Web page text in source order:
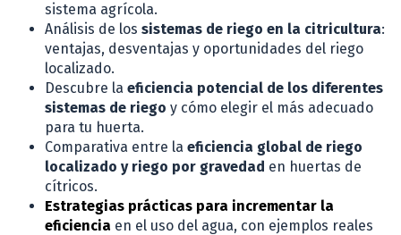
sistema agrícola.
Análisis de los sistemas de riego en la citricultura:
ventajas, desventajas y oportunidades del riego
localizado.
Descubre la eficiencia potencial de los diferentes
sistemas de riego y cómo elegir el más adecuado
para tu huerta.
Comparativa entre la eficiencia global de riego
localizado y riego por gravedad en huertas de
cítricos.
Estrategias prácticas para incrementar la
eficiencia en el uso del agua, con ejemplos reales